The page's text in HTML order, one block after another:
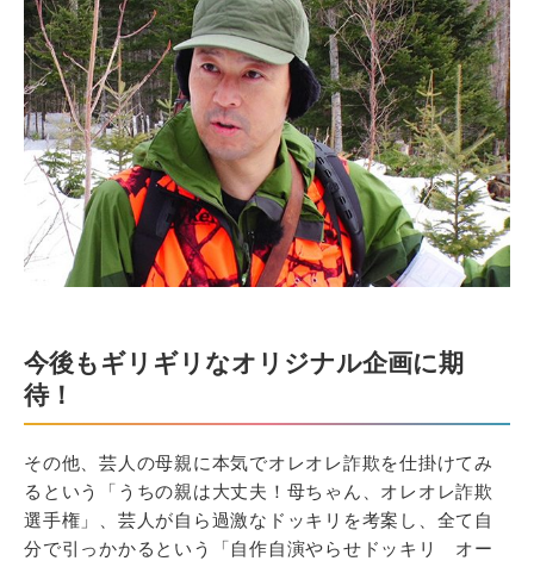
今後もギリギリなオリジナル企画に期
待！
その他、芸人の母親に本気でオレオレ詐欺を仕掛けてみ
るという「うちの親は大丈夫！母ちゃん、オレオレ詐欺
選手権」、芸人が自ら過激なドッキリを考案し、全て自
分で引っかかるという「自作自演やらせドッキリ オー